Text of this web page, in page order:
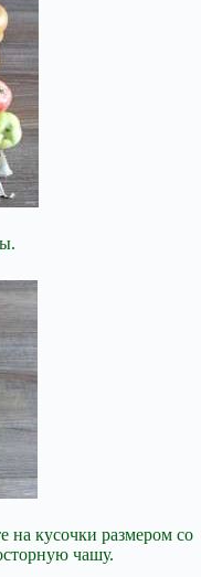
кусочки размером со
чашу.